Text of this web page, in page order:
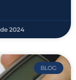
2024
BLOG